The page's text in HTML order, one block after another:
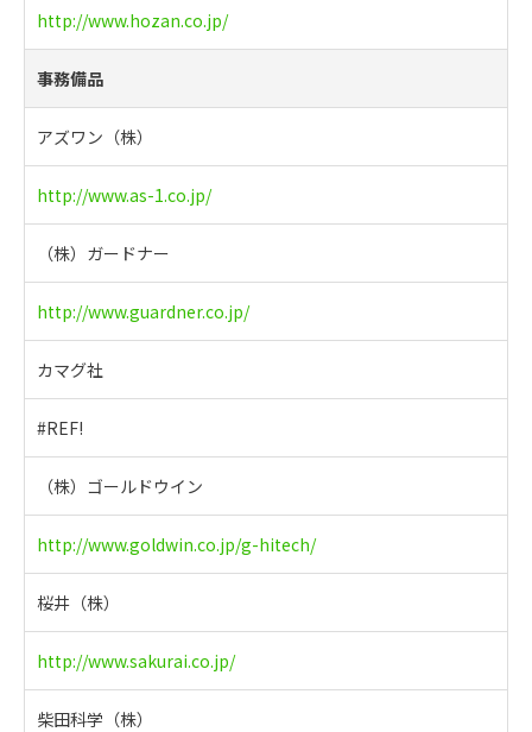
http://www.hozan.co.jp/
事務備品
アズワン（株）
http://www.as-1.co.jp/
（株）ガードナー
http://www.guardner.co.jp/
カマグ社
#REF!
（株）ゴールドウイン
http://www.goldwin.co.jp/g-hitech/
桜井（株）
http://www.sakurai.co.jp/
柴田科学（株）